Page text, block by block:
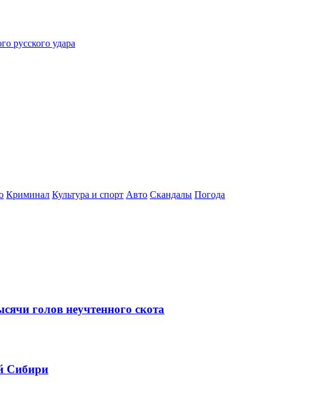
русского удара
Криминал Культура и спорт Авто Скандалы Погода
голов неучтенного скота
Сибири